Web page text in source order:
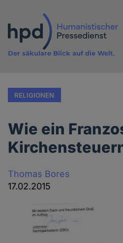
Inhalt
Der säkulare Blick auf die Welt.
RELIGIONEN
Wie ein
Thomas Bores
17.02.2015